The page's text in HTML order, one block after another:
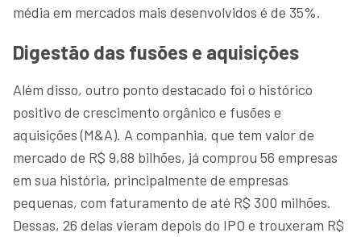
média em mercados mais desenvolvidos é de 35%.
Digestão das fusões e aquisições
Além disso, outro ponto destacado foi o histórico
positivo de crescimento orgânico e fusões e
aquisições (M&A). A companhia, que tem valor de
mercado de R$ 9,88 bilhões, já comprou 56 empresas
em sua história, principalmente de empresas
pequenas, com faturamento de até R$ 300 milhões.
Dessas, 26 delas vieram depois do IPO e trouxeram R$